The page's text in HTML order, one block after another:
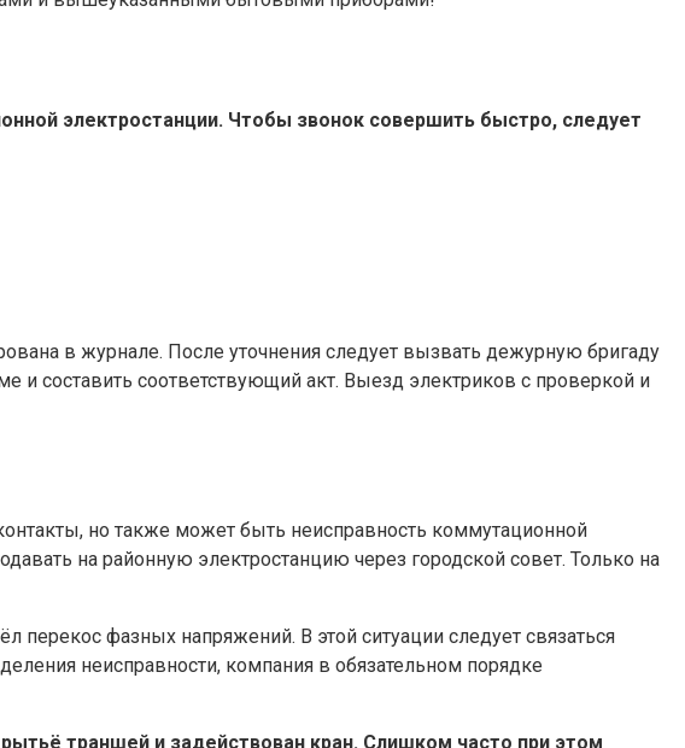
электростанции. Чтобы звонок совершить быстро, следует
в журнале. После уточнения следует вызвать дежурную бригаду
и составить соответствующий акт. Выезд электриков с проверкой и
но также может быть неисправность коммутационной
на районную электростанцию через городской совет. Только на
фазных напряжений. В этой ситуации следует связаться
неисправности, компания в обязательном порядке
траншей и задействован кран. Слишком часто при этом